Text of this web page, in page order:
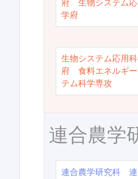
府 生物システム
学府
生物システム応用
府 食料エネルギー
テム科学専攻
連合農学
連合農学研究科 連